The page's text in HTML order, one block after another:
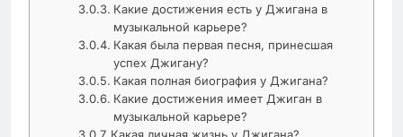
Какие достижения есть у Джигана в
музыкальной карьере?
Какая была первая песня, принесшая
успех Джигану?
Какая полная биография у Джигана?
Какие достижения имеет Джиган в
музыкальной карьере?